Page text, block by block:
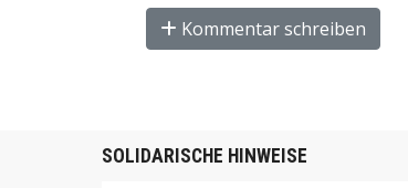
Kommentar schreiben
SOLIDARISCHE HINWEISE